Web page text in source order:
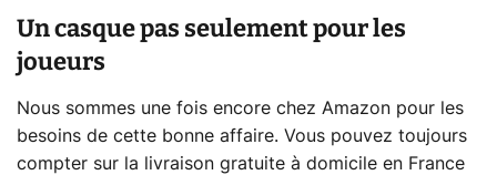
Un casque pas seulement pour les
joueurs
Nous sommes une fois encore chez Amazon pour les
besoins de cette bonne affaire. Vous pouvez toujours
compter sur la livraison gratuite à domicile en France